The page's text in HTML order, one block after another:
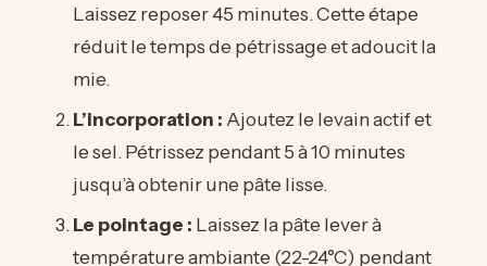
Laissez reposer 45 minutes. Cette étape
réduit le temps de pétrissage et adoucit la
mie.
L’incorporation : Ajoutez le levain actif et
le sel. Pétrissez pendant 5 à 10 minutes
jusqu’à obtenir une pâte lisse.
Le pointage : Laissez la pâte lever à
température ambiante (22-24°C) pendant